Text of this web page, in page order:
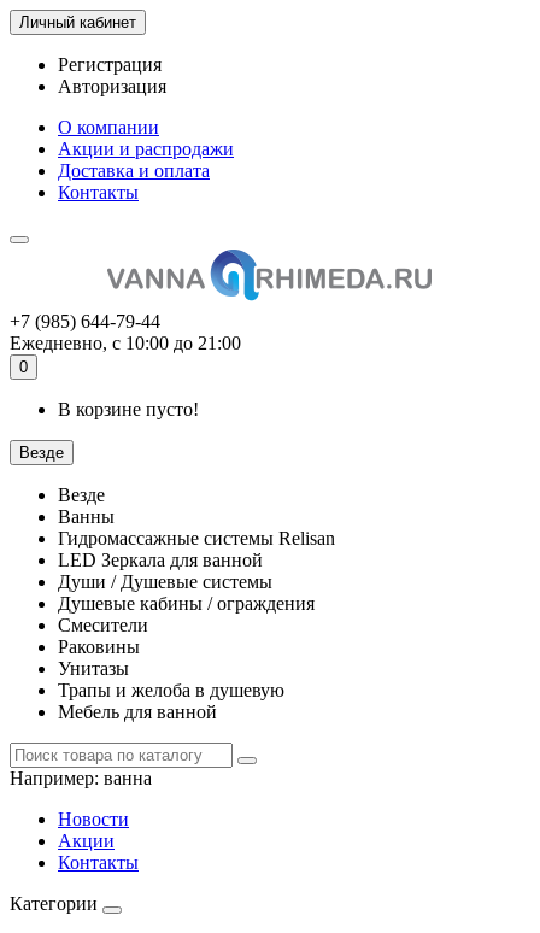
Личный кабинет
Регистрация
Авторизация
О компании
Акции и распродажи
Доставка и оплата
Контакты
+7 (985) 644-79-44
Ежедневно, с 10:00 до 21:00
0
В корзине пусто!
Везде
Везде
Ванны
Гидромассажные системы Relisan
LED Зеркала для ванной
Души / Душевые системы
Душевые кабины / ограждения
Смесители
Раковины
Унитазы
Трапы и желоба в душевую
Мебель для ванной
Например: ванна
Новости
Акции
Контакты
Категории